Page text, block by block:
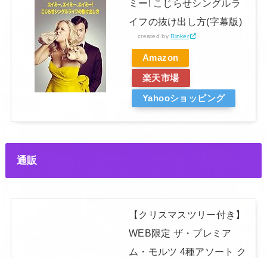
ミー! こじらせシングルラ
イフの抜け出し方(字幕版)
created byRinker
Amazon
楽天市場
Yahooショッピング
通販
【クリスマスツリー付き】
WEB限定 ザ・プレミア
ム・モルツ 4種アソート ク